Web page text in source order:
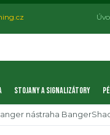
STOJANY A SIGNALIZÁTORY
nástraha